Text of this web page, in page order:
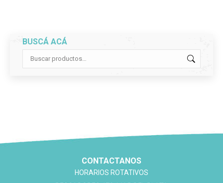
BUSCÁ ACÁ
CONTACTANOS
HORARIOS ROTATIVOS